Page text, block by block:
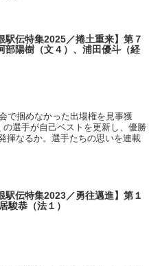
駅伝特集2025／捲土重来】第７
陽樹（文４）、浦田優斗（経
で掴めなかった出場権を見事獲
選手が自己ベストを更新し、優勝
揮なるか。選手たちの思いを連載
駅伝特集2023／勇往邁進】第１
駿恭（法１）